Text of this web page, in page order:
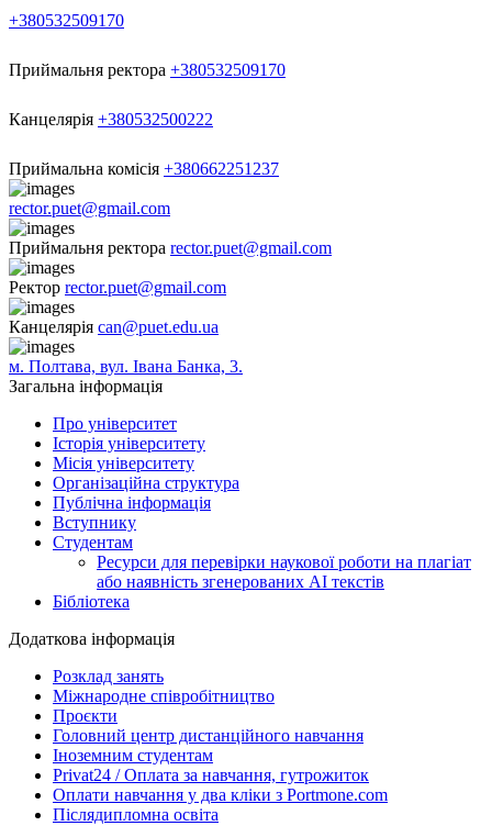
+380532509170
Приймальня ректора +380532509170
Канцелярія +380532500222
Приймальна комісія +380662251237
rector.puet@gmail.com
Приймальня ректора rector.puet@gmail.com
Ректор rector.puet@gmail.com
Канцелярія can@puet.edu.ua
м. Полтава, вул. Івана Банка, 3.
Загальна інформація
Про університет
Історія університету
Місія університету
Організаційна структура
Публічна інформація
Вступнику
Студентам
Ресурси для перевірки наукової роботи на плагіат
або наявність згенерованих АІ текстів
Бібліотека
Додаткова інформація
Розклад занять
Міжнародне співробітництво
Проєкти
Головний центр дистанційного навчання
Іноземним студентам
Privat24 / Оплата за навчання, гутрожиток
Оплати навчання у два кліки з Portmone.com
Післядипломна освіта